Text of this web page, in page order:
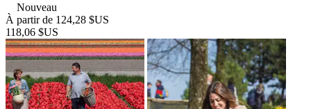
Nouveau
À partir de 124,28 $US
118,06 $US